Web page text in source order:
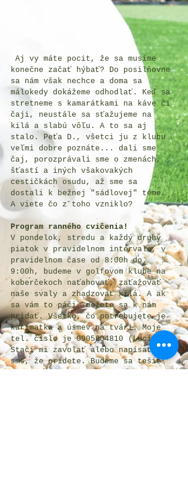
konečne začať hýbať? Do posilňovne
sa nám však nechce a doma sa
málokedy dokážeme odhodlať. Keď sa
stretneme s kamarátkami na káve či
čaji, neustále sa sťažujeme na
kilá a slabú vôľu. A to sa aj
stalo. Peťa D., všetci ju z klubu
veľmi dobre poznáte... dali sme
čaj, porozprávali sme o zmenách,
šťastí a iných všakovakých
cestičkách osudu, až sme sa
dostali k bežnej "sádlovej" téme.
A viete čo z toho vzniklo?
Program ranného cvičenia!
V pondelok, stredu a každý druhý
piatok v pravidelnom intervale, v
pravidelnom čase od 8:00h do
9:00h, budeme v golfovom klube na
koberčekoch naťahovať, zaťažovať
naše svaly a zhadzovať kilá. A ak
sa vám to páči, môžete sa k nám
pridať. Všetko, čo potrebujete je
karimatka a úsmev na tvári. Moje
tel. číslo je 0905804810 (Lucia)
Stačí mi zavolať alebo napísať
sms, že prídete. Budeme sa tešiť!